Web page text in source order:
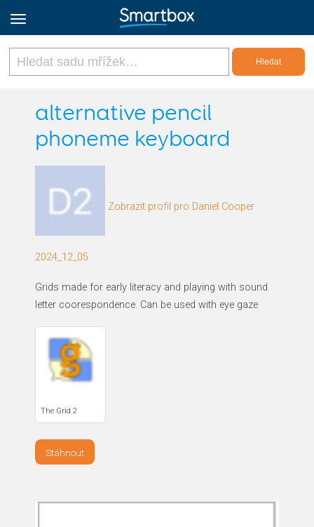
Online Grids
Přihlásit
alternative pencil
phoneme keyboard
Zobrazit profil pro Daniel Cooper
2024_12_05
Grids made for early literacy and playing with sound
letter coorespondence. Can be used with eye gaze
The Grid 2
Stáhnout